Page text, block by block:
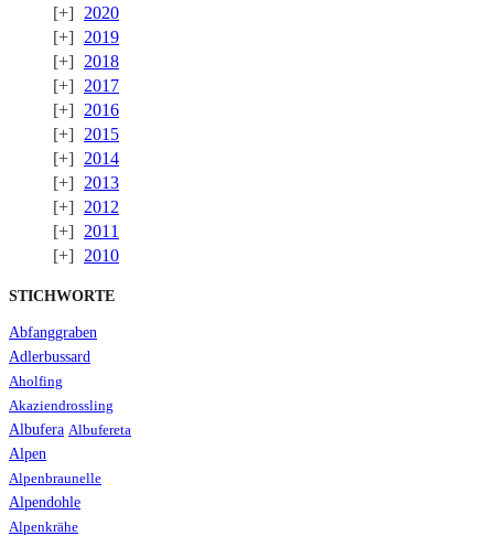
2020
2019
2018
2017
2016
2015
2014
2013
2012
2011
2010
STICHWORTE
Abfanggraben
Adlerbussard
Aholfing
Akaziendrossling
Albufera Albufereta
Alpen
Alpenbraunelle
Alpendohle
Alpenkrähe